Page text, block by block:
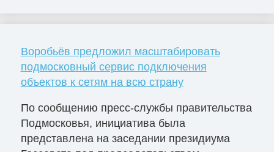
Воробьёв предложил масштабировать
подмосковный сервис подключения
объектов к сетям на всю страну
По сообщению пресс-службы правительства
Подмосковья, инициатива была
представлена на заседании президиума